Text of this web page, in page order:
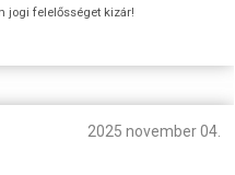
jogi felelősséget kizár!
2025 november 04.